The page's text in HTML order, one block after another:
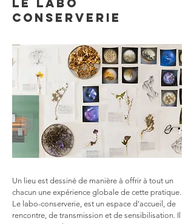
LE LABO
CONSERVERIE
Un lieu est dessiné de manière à offrir à tout un
chacun une expérience globale de cette pratique.
Le labo-conserverie, est un espace d’accueil, de
rencontre, de transmission et de sensibilisation. Il